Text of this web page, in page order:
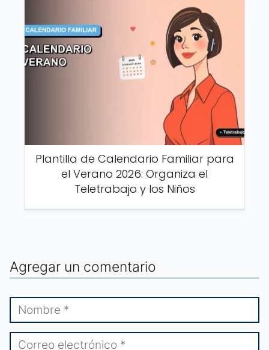
Plantilla de Calendario Familiar para
el Verano 2026: Organiza el
Teletrabajo y los Niños
Agregar un comentario